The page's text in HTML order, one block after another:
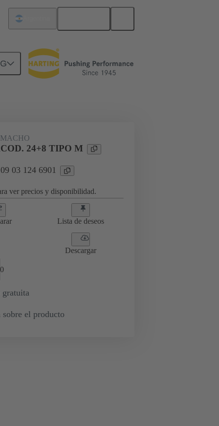
Productos
24+8 TIPO M
03 124 6901
ver precios y disponibilidad.
Lista de deseos
Descargar
0
gratuita
sobre el producto